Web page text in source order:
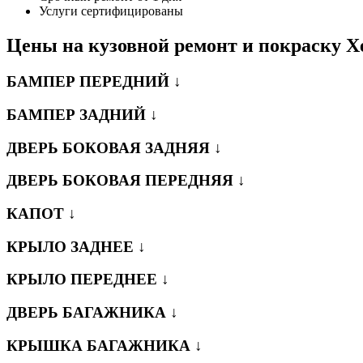
Услуги сертифицированы
Цены на кузовной ремонт и покраску
БАМПЕР ПЕРЕДНИЙ ↓
БАМПЕР ЗАДНИЙ ↓
ДВЕРЬ БОКОВАЯ ЗАДНЯЯ ↓
ДВЕРЬ БОКОВАЯ ПЕРЕДНЯЯ ↓
КАПОТ ↓
КРЫЛО ЗАДНЕЕ ↓
КРЫЛО ПЕРЕДНЕЕ ↓
ДВЕРЬ БАГАЖНИКА ↓
КРЫШКА БАГАЖНИКА ↓